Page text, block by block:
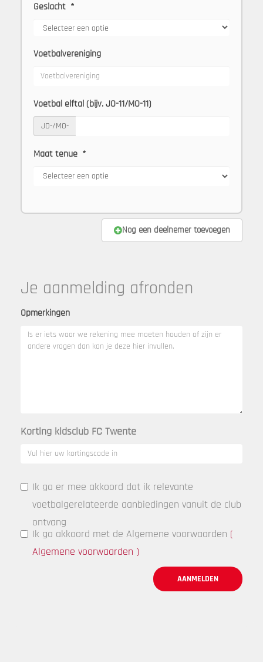
Geslacht *
Voetbalvereniging
Voetbal elftal (bijv. JO-11/MO-11)
JO-/MO-
Maat tenue *
Nog een deelnemer toevoegen
Je aanmelding afronden
Opmerkingen
Korting kidsclub FC Twente
Ik ga er mee akkoord dat ik relevante
voetbalgerelateerde aanbiedingen vanuit de club
ontvang
Ik ga akkoord met de Algemene voorwaarden (
Algemene voorwaarden )
AANMELDEN